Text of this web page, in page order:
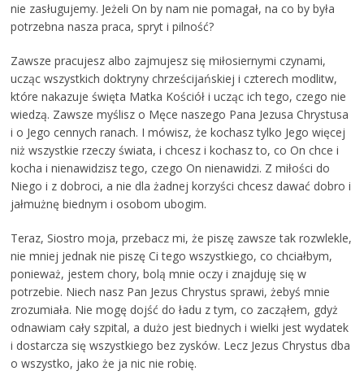
nie zasługujemy. Jeżeli On by nam nie pomagał, na co by była
potrzebna nasza praca, spryt i pilność?
Zawsze pracujesz albo zajmujesz się miłosiernymi czynami,
ucząc wszystkich doktryny chrześcijańskiej i czterech modlitw,
które nakazuje święta Matka Kościół i ucząc ich tego, czego nie
wiedzą. Zawsze myślisz o Męce naszego Pana Jezusa Chrystusa
i o Jego cennych ranach. I mówisz, że kochasz tylko Jego więcej
niż wszystkie rzeczy świata, i chcesz i kochasz to, co On chce i
kocha i nienawidzisz tego, czego On nienawidzi. Z miłości do
Niego i z dobroci, a nie dla żadnej korzyści chcesz dawać dobro i
jałmużnę biednym i osobom ubogim.
Teraz, Siostro moja, przebacz mi, że piszę zawsze tak rozwlekle,
nie mniej jednak nie piszę Ci tego wszystkiego, co chciałbym,
ponieważ, jestem chory, bolą mnie oczy i znajduję się w
potrzebie. Niech nasz Pan Jezus Chrystus sprawi, żebyś mnie
zrozumiała. Nie mogę dojść do ładu z tym, co zacząłem, gdyż
odnawiam cały szpital, a dużo jest biednych i wielki jest wydatek
i dostarcza się wszystkiego bez zysków. Lecz Jezus Chrystus dba
o wszystko, jako że ja nic nie robię.